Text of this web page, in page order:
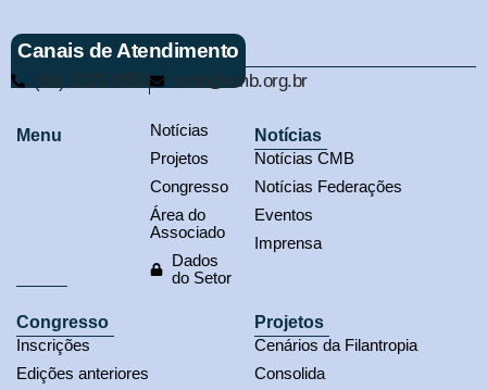
Canais de Atendimento
(61) 3321-9563 cmb@cmb.org.br
Menu
Notícias
Projetos
Congresso
Área do
Associado
Dados
do Setor
Notícias
Notícias CMB
Notícias Federações
Eventos
Imprensa
Congresso
Inscrições
Edições anteriores
Projetos
Cenários da Filantropia
Consolida